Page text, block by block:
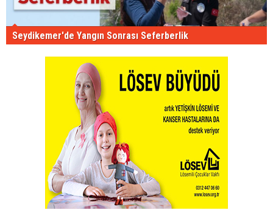
Seydikemer'de Yangın Sonrası Seferberlik